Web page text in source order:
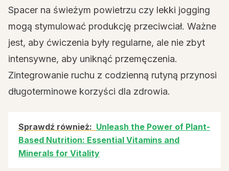
Spacer na świeżym powietrzu czy lekki jogging
mogą stymulować produkcję przeciwciał. Ważne
jest, aby ćwiczenia były regularne, ale nie zbyt
intensywne, aby uniknąć przemęczenia.
Zintegrowanie ruchu z codzienną rutyną przynosi
długoterminowe korzyści dla zdrowia.
Sprawdź również: Unleash the Power of Plant-
Based Nutrition: Essential Vitamins and
Minerals for Vitality